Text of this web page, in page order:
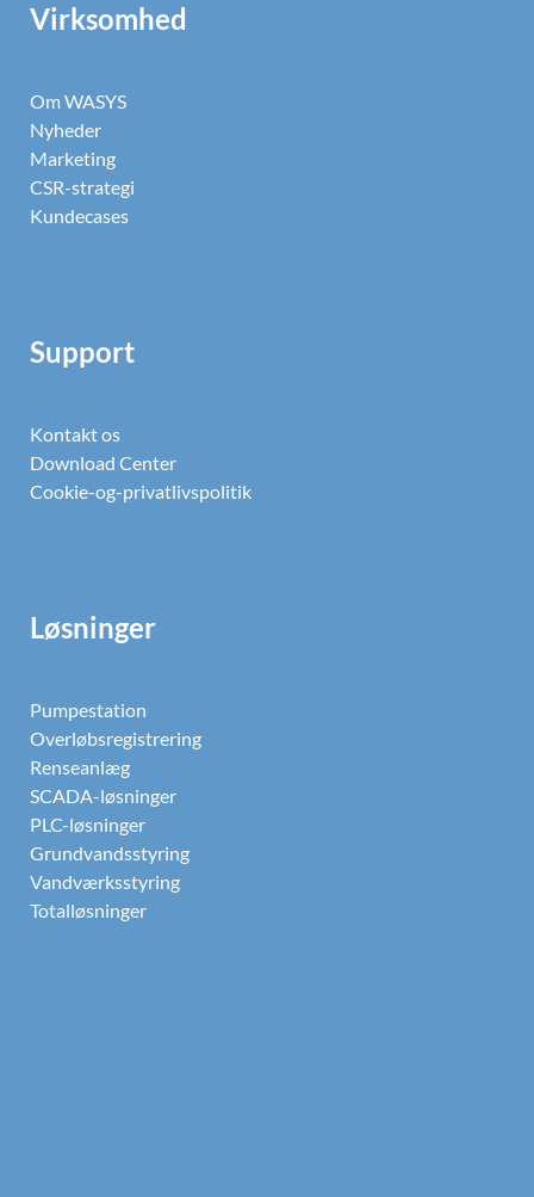
Virksomhed
Om WASYS
Nyheder
Marketing
CSR-strategi
Kundecases
Support
Kontakt os
Download Center
Cookie-og-privatlivspolitik
Løsninger
Pumpestation
Overløbsregistrering
Renseanlæg
SCADA-løsninger
PLC-løsninger
Grundvandsstyring
Vandværksstyring
Totalløsninger